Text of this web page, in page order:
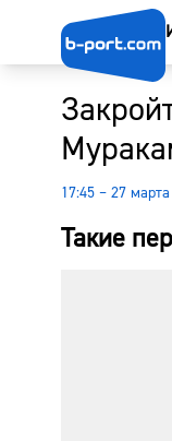
17:45 – 27
Такие